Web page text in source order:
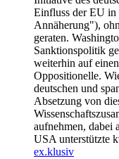
Einfluss der EU in
Annäherung"),
geraten.
Sanktionspolitik
weiterhin auf
Oppositionelle.
deutschen und
Absetzung von
aufnehmen, dabei
USA unterstützte
ex.klusiv